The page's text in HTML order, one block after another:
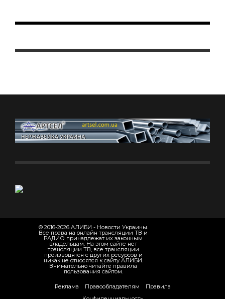
© 2016-2026 АЛИБИ - Новости Украины.
Все права на онлайн трансляции ТВ и
РАДИО принадлежат их законным
владельцам. На этом сайте нет
трансляции ТВ, все трансляции
производятся с других ресурсов и
никак не относятся к сайту АЛИБИ.
Внимательно читайте правила
пользования сайтом.
Реклама Правообладателям
Правила